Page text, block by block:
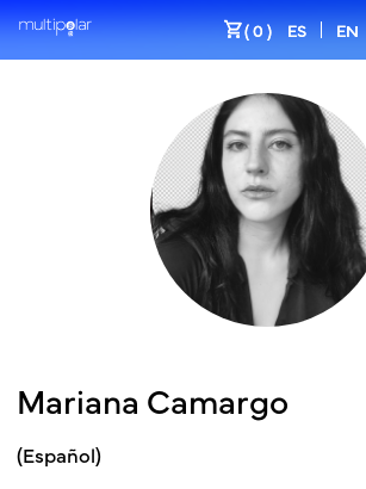
shopping_cart( 0 ) ES EN
Mariana Camargo
(Español)